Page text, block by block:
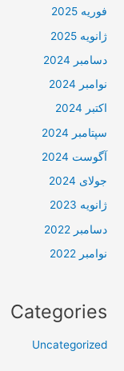
فوریه 2025
ژانویه 2025
دسامبر 2024
نوامبر 2024
اکتبر 2024
سپتامبر 2024
آگوست 2024
جولای 2024
ژانویه 2023
دسامبر 2022
نوامبر 2022
Categories
Uncategorized